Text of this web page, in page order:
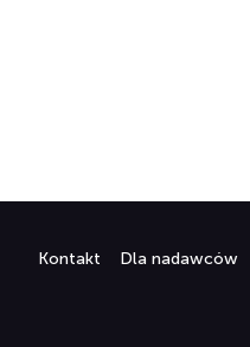
Kontakt Dla nadawców